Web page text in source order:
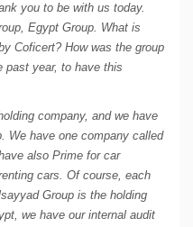
you to be with us today.
Egypt Group. What is
Coficert? How was the group
past year, to have this
company, and we have
We have one company called
also Prime for car
cars. Of course, each
Group is the holding
we have our internal audit